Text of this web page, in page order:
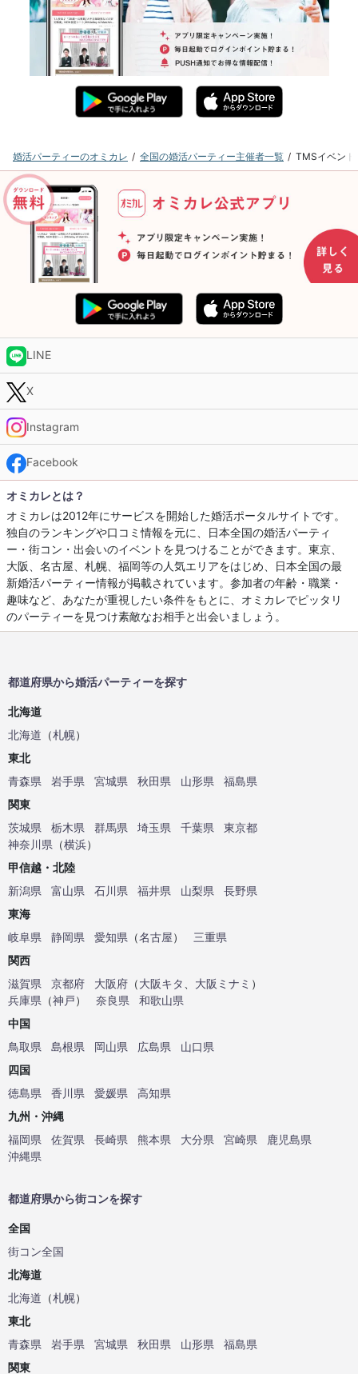
婚活パーティーのオミカレ 全国の婚活パーティー主催者一覧 TMSイベント
LINE
X
Instagram
Facebook
オミカレとは？
オミカレは2012年にサービスを開始した婚活ポータルサイトです。
独自のランキングや口コミ情報を元に、日本全国の婚活パーティ
ー・街コン・出会いのイベントを見つけることができます。東京、
大阪、名古屋、札幌、福岡等の人気エリアをはじめ、日本全国の最
新婚活パーティー情報が掲載されています。参加者の年齢・職業・
趣味など、あなたが重視したい条件をもとに、オミカレでピッタリ
のパーティーを見つけ素敵なお相手と出会いましょう。
都道府県から婚活パーティーを探す
北海道
北海道 （札幌）
東北
青森県
岩手県 宮城県 秋田県 山形県
福島県
関東
茨城県
栃木県 群馬県 埼玉県 千葉県
東京都
神奈川県 （横浜）
甲信越・北陸
新潟県
富山県 石川県 福井県 山梨県
長野県
東海
岐阜県
静岡県 愛知県 （名古屋）
三重県
関西
滋賀県
京都府 大阪府 （大阪キタ 大阪ミナミ ）
兵庫県 （神戸） 奈良県
和歌山県
中国
鳥取県
島根県 岡山県 広島県
山口県
四国
徳島県
香川県 愛媛県
高知県
九州・沖縄
福岡県
佐賀県 長崎県 熊本県 大分県 宮崎県
鹿児島県
沖縄県
都道府県から街コンを探す
全国
街コン全国
北海道
北海道 （札幌）
東北
青森県
岩手県 宮城県 秋田県 山形県
福島県
関東